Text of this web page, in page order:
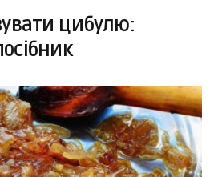
цибулю: